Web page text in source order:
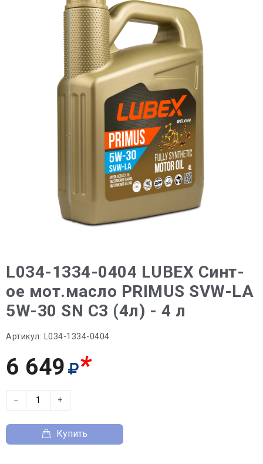
L034-1334-0404 LUBEX Синт-
ое мот.масло PRIMUS SVW-LA
5W-30 SN C3 (4л) - 4 л
Артикул: L034-1334-0404
6 649 *
− +
Купить